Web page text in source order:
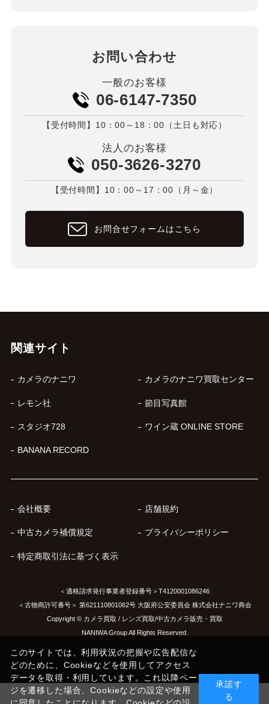
お問い合わせ
一般のお客様
06-6147-7350
【受付時間】10：00～18：00（土日も対応）
法人のお客様
050-3626-3270
【受付時間】10：00～17：00（月～金）
お問合せフォームはこちら
関連サイト
カメラのナニワ カメラのナニワ買取センター
レモン社 節目写真館
スタジオ728 ワイン蔵 ONLINE STORE
BANANA RECORD
会社概要 店舗規約
中古カメラ補償規定 プライバシーポリシー
特定商取引法に基づく表示
＜適格請求発行事業者登録番号＞T4120001086246
＜古物商許可番号＞ 第621110801062号 大阪府公安委員会 株式会社ナニワ商会
Copyright © カメラ買取 / レンズ買取/中古カメラ販売・買取
NANIWA Group All Rights Reserved.
このサイトでは、利用状況の把握や広告配信な
どのために、Cookieなどを使用してアクセス
データを取得・利用しています。これ以降ペー
ジを遷移した場合、Cookieなどの設定や使用
承諾す
る